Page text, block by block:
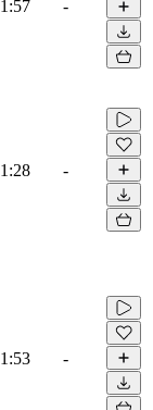
1:57 -
1:28 -
1:53 -